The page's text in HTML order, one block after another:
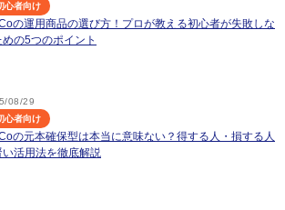
心者向け
の運用商品の選び方！プロが教える初心者が失敗しな
めの5つのポイント
08/29
心者向け
の元本確保型は本当に意味ない？得する人・損する人
い活用法を徹底解説